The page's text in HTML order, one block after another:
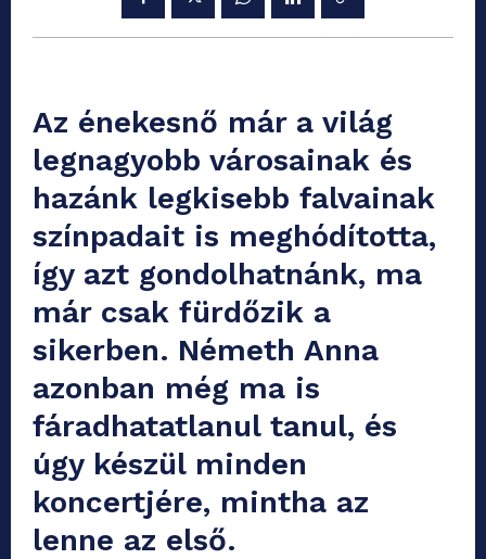
Az énekesnő már a világ
legnagyobb városainak és
hazánk legkisebb falvainak
színpadait is meghódította,
így azt gondolhatnánk, ma
már csak fürdőzik a
sikerben. Németh Anna
azonban még ma is
fáradhatatlanul tanul, és
úgy készül minden
koncertjére, mintha az
lenne az első.